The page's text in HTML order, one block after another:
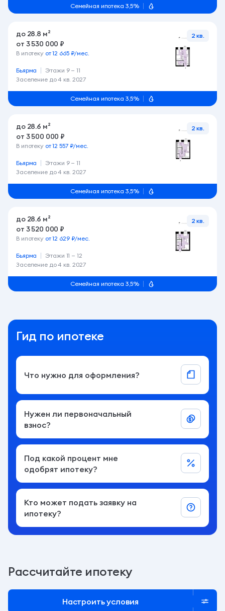
Семейная ипотека 3,5%
до 28.8 м²
от 3 530 000 ₽
В ипотеку от 12 665 ₽/мес.
Заселение до4 кв. 2027
Бьярма Этажи 9 — 11
2 кв.
Семейная ипотека 3,5%
до 28.6 м²
от 3 500 000 ₽
В ипотеку от 12 557 ₽/мес.
Заселение до4 кв. 2027
Бьярма Этажи 9 — 11
2 кв.
Семейная ипотека 3,5%
до 28.6 м²
от 3 520 000 ₽
В ипотеку от 12 629 ₽/мес.
Заселение до4 кв. 2027
Бьярма Этажи 11 — 12
2 кв.
Семейная ипотека 3,5%
Гид по ипотеке
Что нужно для оформления?
Нужен ли первоначальный
взнос?
Под какой процент мне
одобрят ипотеку?
Кто может подать заявку на
ипотеку?
Рассчитайте ипотеку
Настроить условия